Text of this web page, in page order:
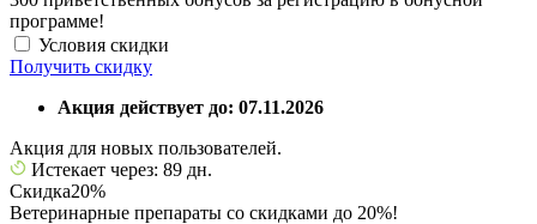
программе!
Условия скидки
Получить скидку
Акция действует до: 07.11.2026
Акция для новых пользователей.
Истекает через: 89 дн.
Скидка20%
Ветеринарные препараты со скидками до 20%!